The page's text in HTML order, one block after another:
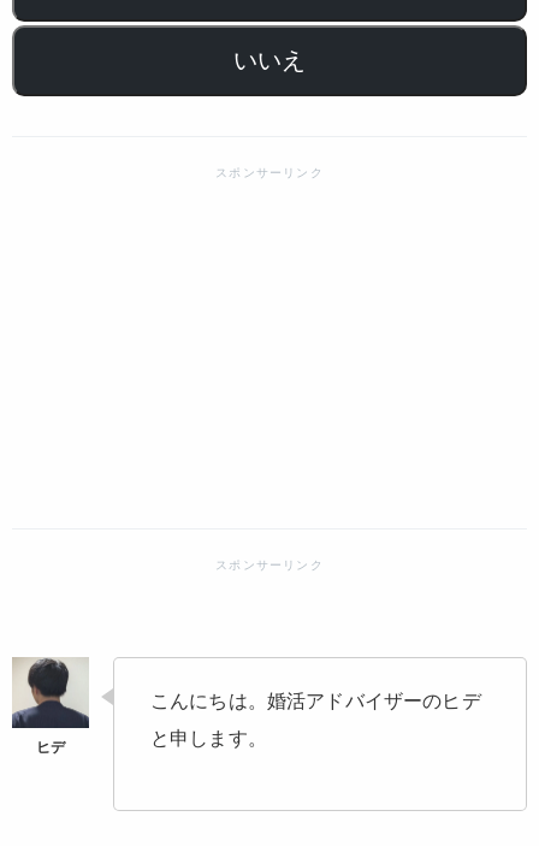
いいえ
こんにちは。婚活アドバイザーのヒデ
と申します。